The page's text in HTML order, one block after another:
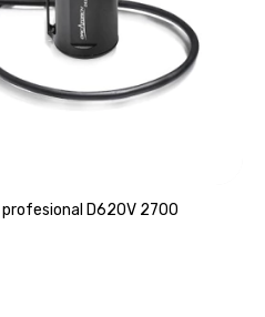
D620V 2700